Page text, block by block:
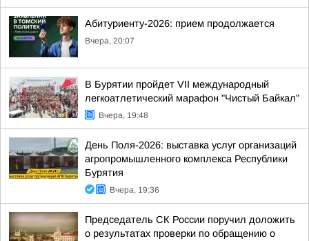
Абитуриенту-2026: прием продолжается
Вчера, 20:07
В Бурятии пройдет VII международный
легкоатлетический марафон "Чистый Байкал"
Вчера, 19:48
День Поля-2026: выставка услуг организаций
агропромышленного комплекса Республики
Бурятия
Вчера, 19:36
Председатель СК России поручил доложить
о результатах проверки по обращению о